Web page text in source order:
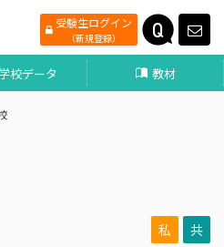
受験生ログイン
（新規登録）
校データ 教材
私 共